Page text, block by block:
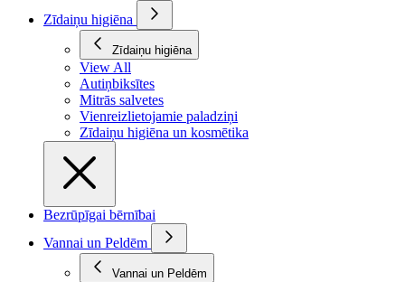
Zīdaiņu higiēna
Zīdaiņu higiēna
View All
Autiņbiksītes
Mitrās salvetes
Vienreizlietojamie paladziņi
Zīdaiņu higiēna un kosmētika
Bezrūpīgai bērnībai
Vannai un Peldēm
Vannai un Peldēm